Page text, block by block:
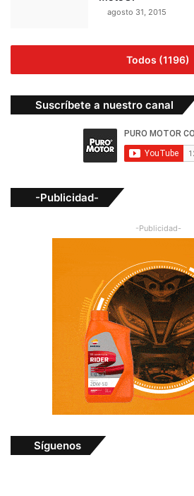
agosto 31, 2015
Todos (1196)
Suscríbete a nuestro canal
-Publicidad-
-Publicidad-
Síguenos